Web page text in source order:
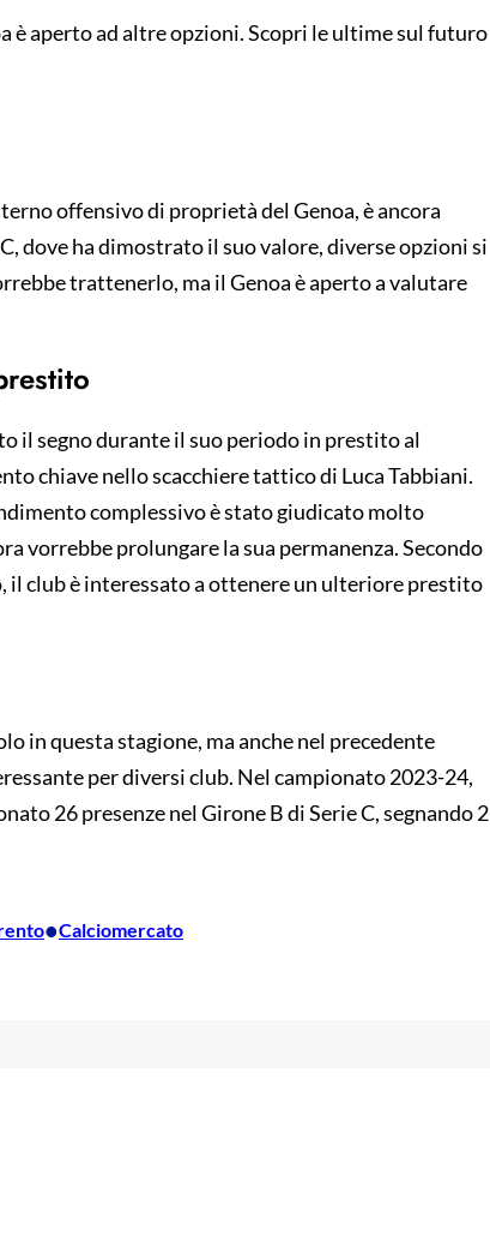
è aperto ad altre opzioni. Scopri le ultime sul futuro
offensivo di proprietà del Genoa, è ancora
dove ha dimostrato il suo valore, diverse opzioni si
trattenerlo, ma il Genoa è aperto a valutare
il segno durante il suo periodo in prestito al
chiave nello scacchiere tattico di Luca Tabbiani.
complessivo è stato giudicato molto
vorrebbe prolungare la sua permanenza. Secondo
club è interessato a ottenere un ulteriore prestito
in questa stagione, ma anche nel precedente
per diversi club. Nel campionato 2023-24,
26 presenze nel Girone B di Serie C, segnando 2
•Calciomercato